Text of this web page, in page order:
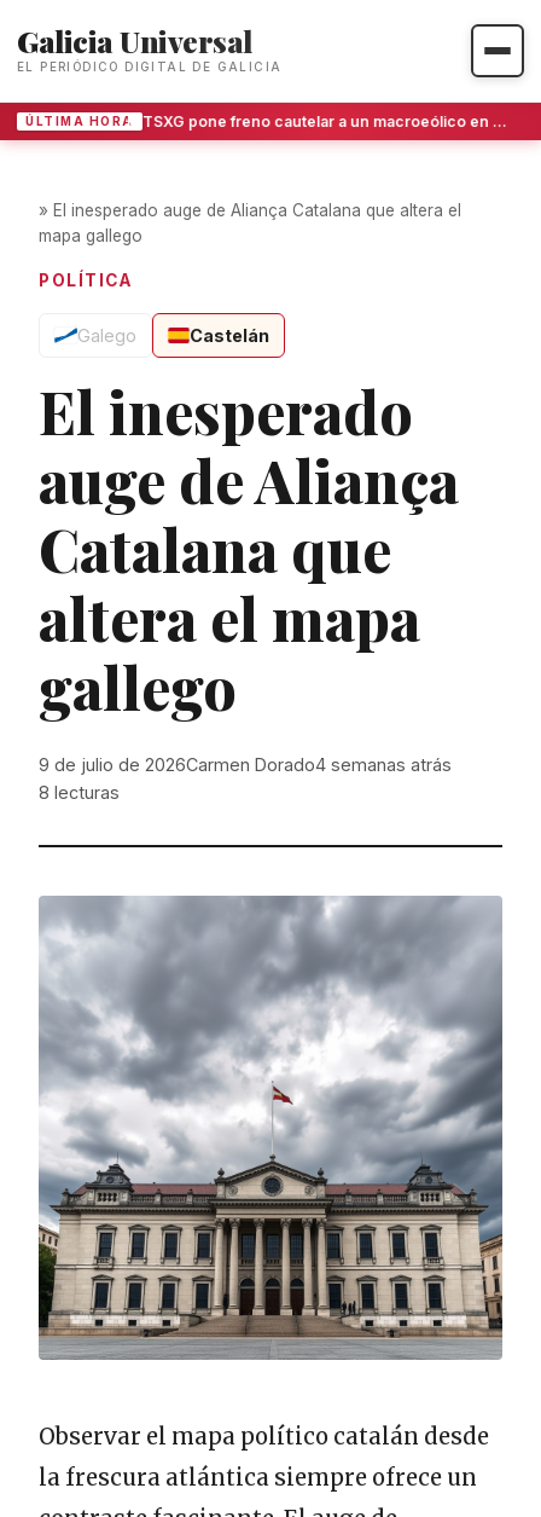
Galicia Universal
EL PERIÓDICO DIGITAL DE GALICIA
ÚLTIMA HORA El TSXG pone freno cautelar a un macroeólico en O Invernadoiro
» El inesperado auge de Aliança Catalana que altera el
mapa gallego
POLÍTICA
Galego Castelán
El inesperado
auge de Aliança
Catalana que
altera el mapa
gallego
9 de julio de 2026Carmen Dorado4 semanas atrás
8 lecturas
Observar el mapa político catalán desde
la frescura atlántica siempre ofrece un